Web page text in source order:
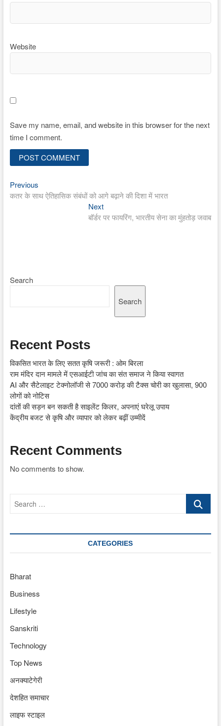
Website
Save my name, email, and website in this browser for the next
time I comment.
Post
navigation
PreviousPrevious
post:
कतर के साथ ऐतिहासिक संबंधों को आगे बढ़ाने की दिशा में भारत
NextNext
post:
बॉर्डर पर फायरिंग, भारतीय सेना का मुंहतोड़ जवाब
Search
Search
Recent Posts
विकसित भारत के लिए सतत कृषि जरूरी : ओम बिरला
राम मंदिर दान मामले में एसआईटी जांच का संत समाज ने किया स्वागत
AI और सैटेलाइट टेक्नोलॉजी से 7000 करोड़ की टैक्स चोरी का खुलासा, 900
लोगों को नोटिस
दांतों की सड़न बन सकती है साइलेंट किलर, अपनाएं घरेलू उपाय
केंद्रीय बजट से कृषि और व्यापार को लेकर बढ़ीं उम्मीदें
Recent Comments
No comments to show.
Search
CATEGORIES
Bharat
Business
Lifestyle
Sanskriti
Technology
Top News
अनक्याटेगेरी
देशहित समाचार
लाइफ स्टाइल